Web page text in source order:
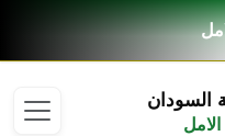
السودان